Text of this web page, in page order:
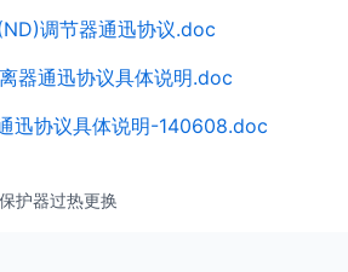
调节器通迅协议.doc
器通迅协议具体说明.doc
迅协议具体说明-140608.doc
护器过热更换